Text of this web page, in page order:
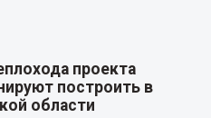
проекта
построить в
области